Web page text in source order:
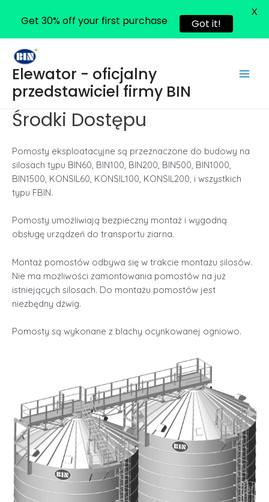
content
Elewator - oficjalny
przedstawiciel firmy BIN
Środki Dostępu
Pomosty eksploatacyjne są przeznaczone do budowy na
silosach typu BIN60, BIN100, BIN200, BIN500, BIN1000,
BIN1500, KONSIL60, KONSIL100, KONSIL200, i wszystkich
typu FBIN.
Pomosty umożliwiają bezpieczny montaż i wygodną
obsługę urządzeń do transportu ziarna.
Montaż pomostów odbywa się w trakcie montażu silosów.
Nie ma możliwości zamontowania pomostów na już
istniejących silosach. Do montażu pomostów jest
niezbędny dźwig.
Pomosty są wykonane z blachy ocynkowanej ogniowo.
Get 30% off your first purchase Got it!
X